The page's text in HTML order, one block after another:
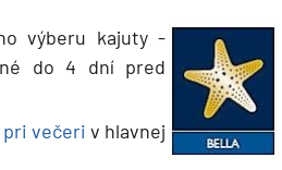
výberu kajuty -
do 4 dní pred
pri večeri v hlavnej